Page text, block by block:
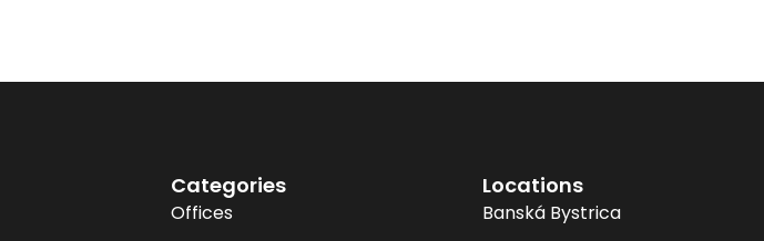
Categories
Offices
Locations
Banská Bystrica